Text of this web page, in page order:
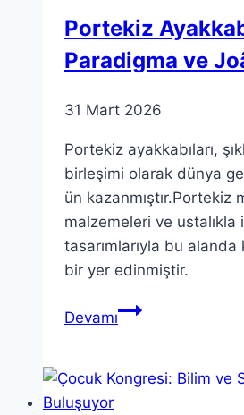
Portekiz
Paradigma ve
31 Mart 2026
Portekiz ayakkabıları,
birleşimi olarak dünya
ün kazanmıştır.Portekiz
malzemeleri ve ustalıkla
tasarımlarıyla bu
bir yer edinmiştir.
DevamıPortekiz
ve